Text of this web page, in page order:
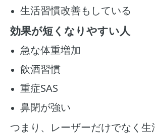
生活習慣改善もしている
効果が短くなりやすい人
急な体重増加
飲酒習慣
重症SAS
鼻閉が強い
つまり、レーザーだけでなく